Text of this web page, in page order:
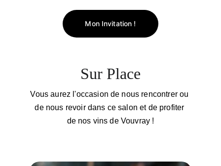
Mon Invitation !
Sur Place
Vous aurez l'occasion de nous rencontrer ou
de nous revoir dans ce salon et de profiter
de nos vins de Vouvray !